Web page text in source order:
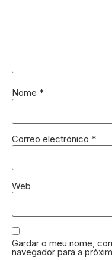
Nome *
Correo electrónico *
Web
Gardar o meu nome,
navegador para a